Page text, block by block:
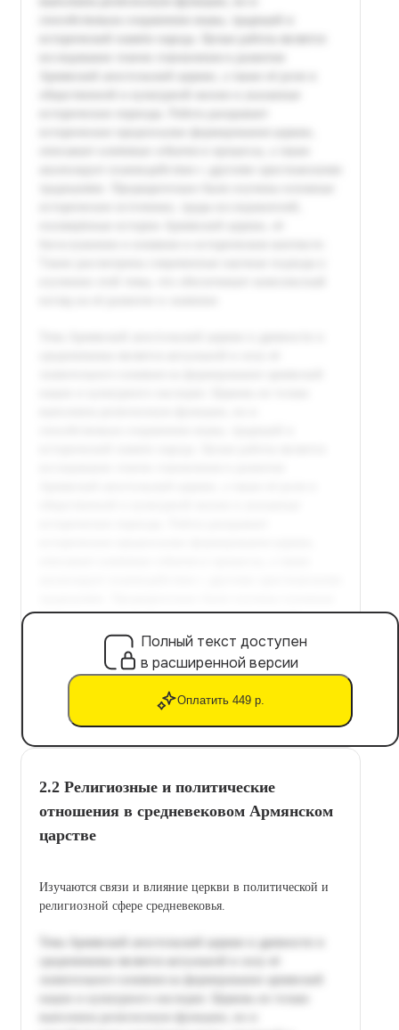
Полный текст доступен
в расширенной версии
Оплатить 449 р.
2.2 Религиозные и политические
отношения в средневековом Армянском
царстве
Изучаются связи и влияние церкви в политической и
религиозной сфере средневековья.